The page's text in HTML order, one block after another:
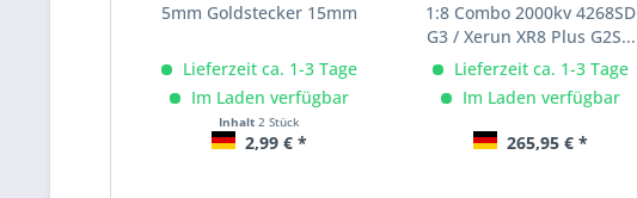
5mm Goldstecker 15mm
Lieferzeit ca. 1-3 Tage
Im Laden verfügbar
Inhalt 2 Stück
2,99 € *
1:8 Combo 2000kv 4268SD
G3 / Xerun XR8 Plus G2S...
Lieferzeit ca. 1-3 Tage
Im Laden verfügbar
265,95 € *